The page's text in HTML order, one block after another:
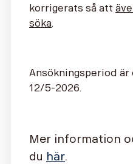
korrigerats så att
söka.
Ansökningsperiod
12/5-2026.
Mer information
du här.